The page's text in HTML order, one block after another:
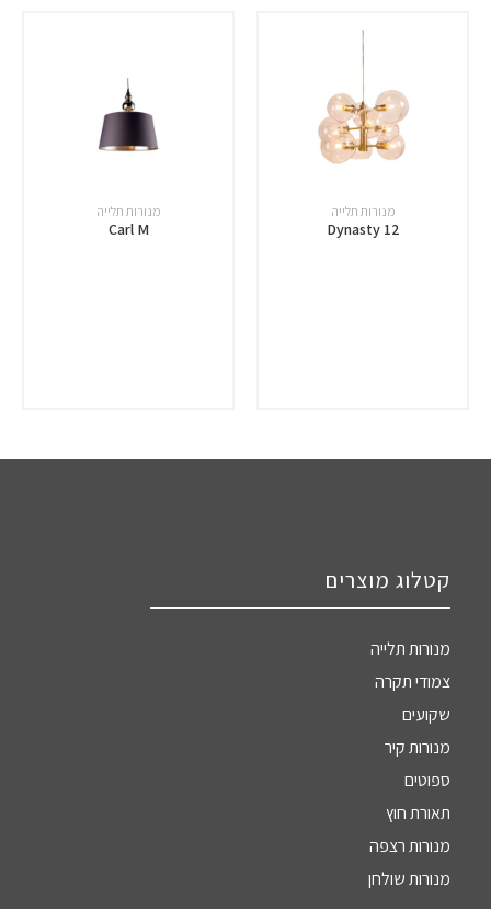
מנורות תלייה
Dynasty 12
מנורות תלייה
Carl M
קטלוג מוצרים
מנורות תלייה
צמודי תקרה
שקועים
מנורות קיר
ספוטים
תאורת חוץ
מנורות רצפה
מנורות שולחן